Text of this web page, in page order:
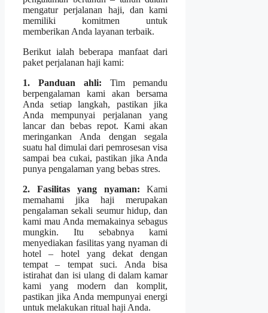
mengatur perjalanan haji, dan kami
memiliki komitmen untuk
memberikan Anda layanan terbaik.
Berikut ialah beberapa manfaat dari
paket perjalanan haji kami:
1. Panduan ahli: Tim pemandu
berpengalaman kami akan bersama
Anda setiap langkah, pastikan jika
Anda mempunyai perjalanan yang
lancar dan bebas repot. Kami akan
meringankan Anda dengan segala
suatu hal dimulai dari pemrosesan visa
sampai bea cukai, pastikan jika Anda
punya pengalaman yang bebas stres.
2. Fasilitas yang nyaman: Kami
memahami jika haji merupakan
pengalaman sekali seumur hidup, dan
kami mau Anda memakainya sebagus
mungkin. Itu sebabnya kami
menyediakan fasilitas yang nyaman di
hotel – hotel yang dekat dengan
tempat – tempat suci. Anda bisa
istirahat dan isi ulang di dalam kamar
kami yang modern dan komplit,
pastikan jika Anda mempunyai energi
untuk melakukan ritual haji Anda.